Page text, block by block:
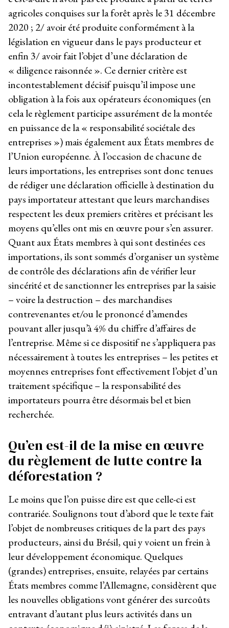
agricoles conquises sur la forêt après le 31 décembre
2020 ; 2/ avoir été produite conformément à la
législation en vigueur dans le pays producteur et
enfin 3/ avoir fait l’objet d’une déclaration de
« diligence raisonnée ». Ce dernier critère est
incontestablement décisif puisqu’il impose une
obligation à la fois aux opérateurs économiques (en
cela le règlement participe assurément de la montée
en puissance de la « responsabilité sociétale des
entreprises ») mais également aux États membres de
l’Union européenne. À l’occasion de chacune de
leurs importations, les entreprises sont donc tenues
de rédiger une déclaration officielle à destination du
pays importateur attestant que leurs marchandises
respectent les deux premiers critères et précisant les
moyens qu’elles ont mis en œuvre pour s’en assurer.
Quant aux États membres à qui sont destinées ces
importations, ils sont sommés d’organiser un système
de contrôle des déclarations afin de vérifier leur
sincérité et de sanctionner les entreprises par la saisie
– voire la destruction – des marchandises
contrevenantes et/ou le prononcé d’amendes
pouvant aller jusqu’à 4% du chiffre d’affaires de
l’entreprise. Même si ce dispositif ne s’appliquera pas
nécessairement à toutes les entreprises – les petites et
moyennes entreprises font effectivement l’objet d’un
traitement spécifique – la responsabilité des
importateurs pourra être désormais bel et bien
recherchée.
Qu’en est-il de la mise en œuvre
du règlement de lutte contre la
déforestation ?
Le moins que l’on puisse dire est que celle-ci est
contrariée. Soulignons tout d’abord que le texte fait
l’objet de nombreuses critiques de la part des pays
producteurs, ainsi du Brésil, qui y voient un frein à
leur développement économique. Quelques
(grandes) entreprises, ensuite, relayées par certains
États membres comme l’Allemagne, considèrent que
les nouvelles obligations vont générer des surcoûts
entravant d’autant plus leurs activités dans un